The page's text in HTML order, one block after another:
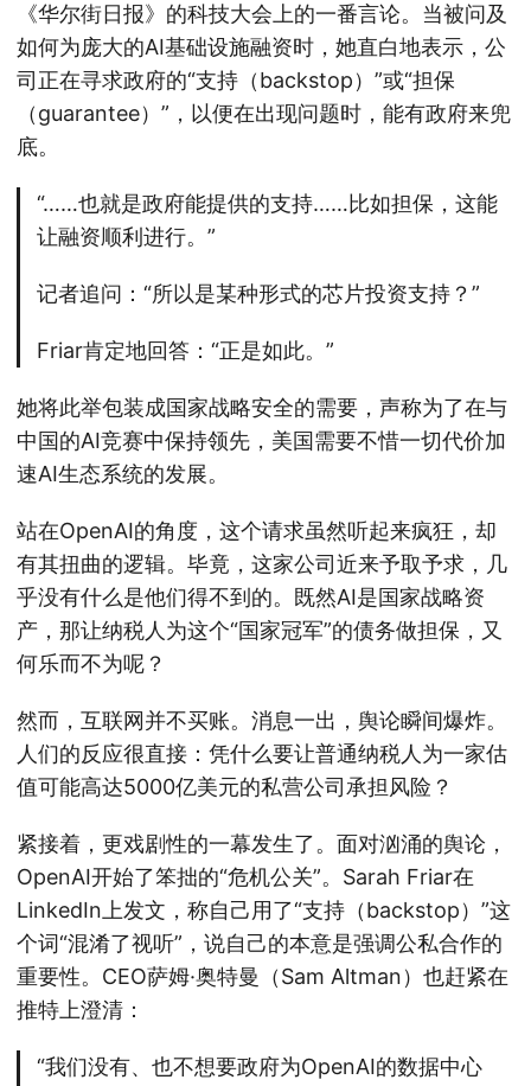
《华尔街日报》的科技大会上的一番言论。当被问及
如何为庞大的AI基础设施融资时，她直白地表示，公
司正在寻求政府的“支持（backstop）”或“担保
（guarantee）”，以便在出现问题时，能有政府来兜
底。
“……也就是政府能提供的支持……比如担保，这能
让融资顺利进行。”
记者追问：“所以是某种形式的芯片投资支持？”
Friar肯定地回答：“正是如此。”
她将此举包装成国家战略安全的需要，声称为了在与
中国的AI竞赛中保持领先，美国需要不惜一切代价加
速AI生态系统的发展。
站在OpenAI的角度，这个请求虽然听起来疯狂，却
有其扭曲的逻辑。毕竟，这家公司近来予取予求，几
乎没有什么是他们得不到的。既然AI是国家战略资
产，那让纳税人为这个“国家冠军”的债务做担保，又
何乐而不为呢？
然而，互联网并不买账。消息一出，舆论瞬间爆炸。
人们的反应很直接：凭什么要让普通纳税人为一家估
值可能高达5000亿美元的私营公司承担风险？
紧接着，更戏剧性的一幕发生了。面对汹涌的舆论，
OpenAI开始了笨拙的“危机公关”。Sarah Friar在
LinkedIn上发文，称自己用了“支持（backstop）”这
个词“混淆了视听”，说自己的本意是强调公私合作的
重要性。CEO萨姆·奥特曼（Sam Altman）也赶紧在
推特上澄清：
“我们没有、也不想要政府为OpenAI的数据中心